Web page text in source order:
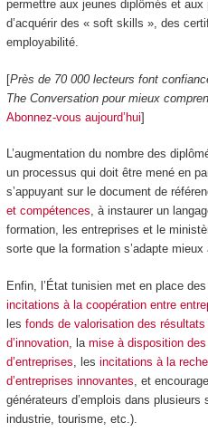
permettre aux jeunes diplômés et aux
d’acquérir des « soft skills », des
employabilité.
[Près de 70 000 lecteurs font
The Conversation pour mieux
Abonnez-vous aujourd’hui]
L’augmentation du nombre des
un processus qui doit être mené en
s’appuyant sur le document de
et compétences, à instaurer un
formation, les entreprises et le
sorte que la formation s’adapte
Enfin, l’État tunisien met en place
incitations à la coopération entre
les fonds de valorisation des
d’innovation, la mise à disposition
d’entreprises , les incitations à la
d’entreprises innovantes , et
générateurs d’emplois dans plusieurs
industrie, tourisme, etc.).